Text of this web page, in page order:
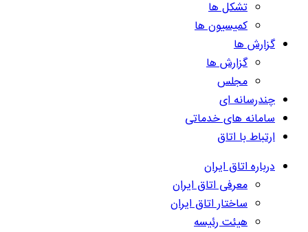
تشکل ها
کمیسیون ها
گزارش ها
گزارش ها
مجلس
چندرسانه ای
سامانه های خدماتی
ارتباط با اتاق
درباره اتاق ایران
معرفی اتاق ایران
ساختار اتاق ایران
هیئت رئیسه